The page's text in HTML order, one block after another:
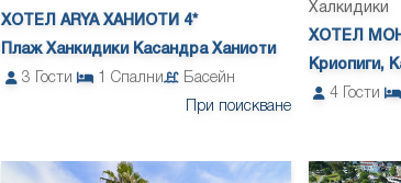
ХОТЕЛ ARYA ХАНИОТИ 4*
Плаж Ханкидики Касандра Ханиоти
3
Гости 1 Спални
Басейн
При поискване
Халкидики
ХОТЕЛ
Криопиги,
4
Гости